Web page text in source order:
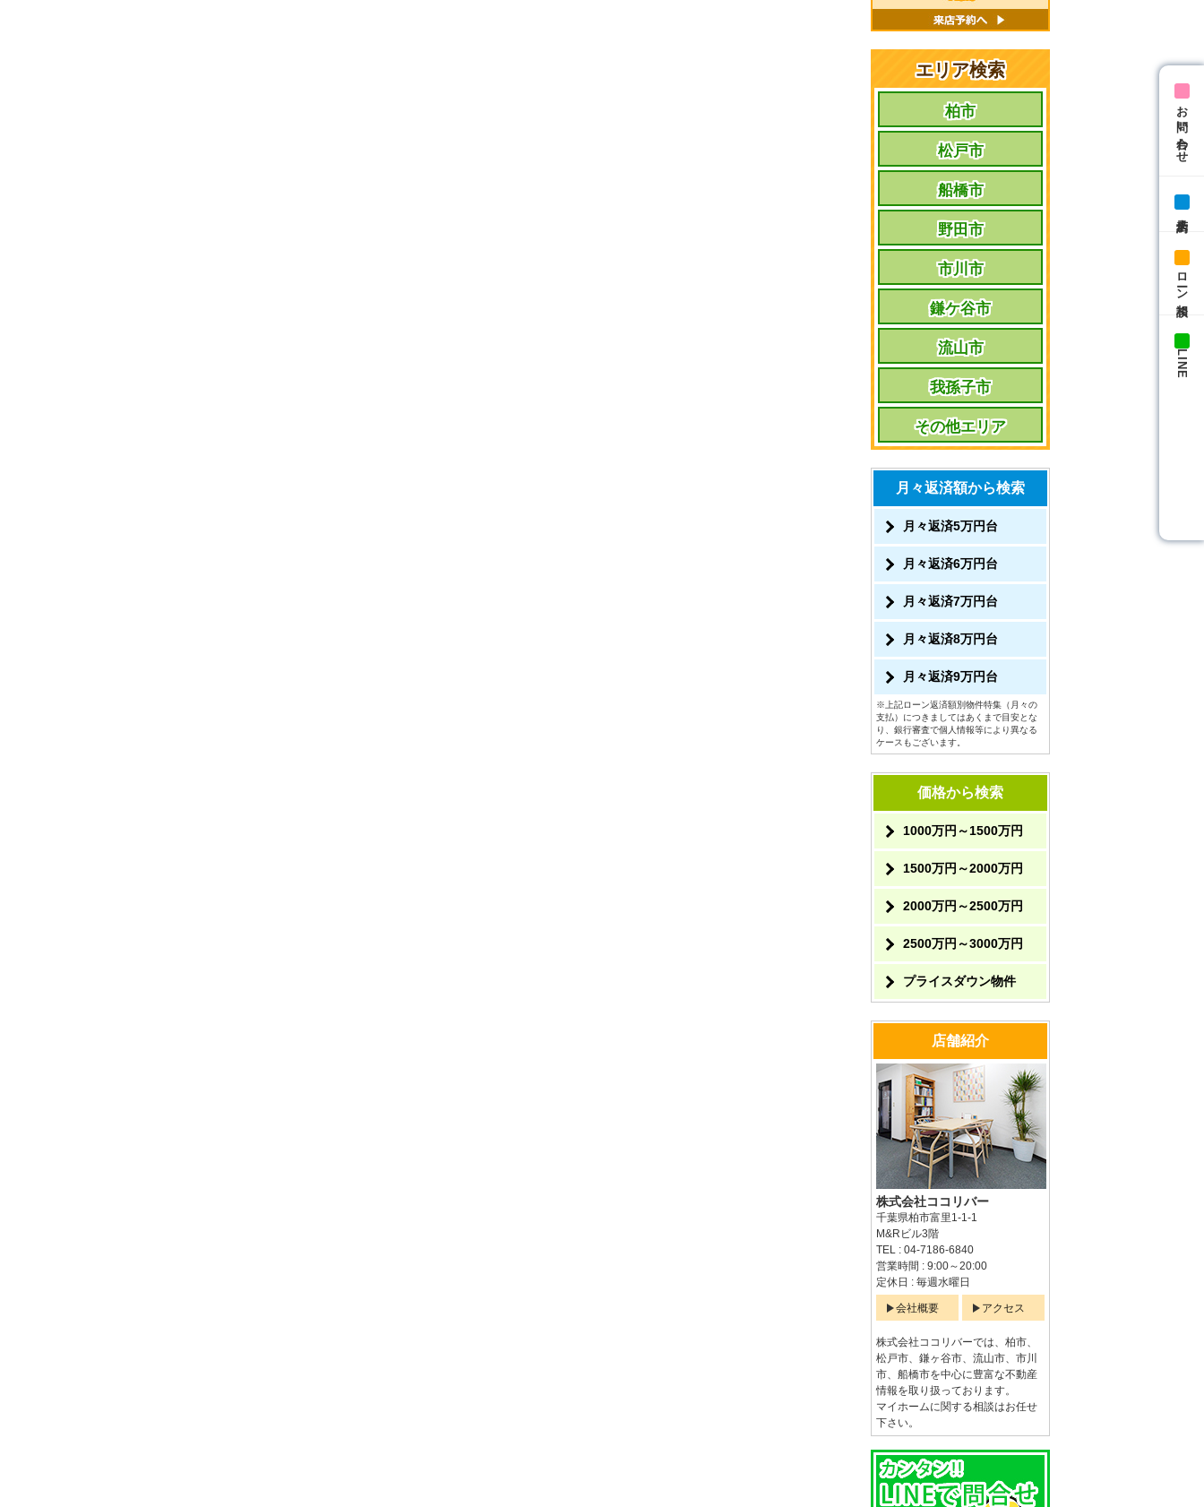
お問い合わせ
ローン相談
LINE
エリア検索
柏市
松戸市
船橋市
野田市
市川市
鎌ケ谷市
流山市
我孫子市
その他エリア
月々返済額から検索
月々返済5万円台
月々返済6万円台
月々返済7万円台
月々返済8万円台
月々返済9万円台
※上記ローン返済額別物件特集（月々の
支払）につきましてはあくまで目安とな
り、銀行審査で個人情報等により異なる
ケースもございます。
価格から検索
1000万円～1500万円
1500万円～2000万円
2000万円～2500万円
2500万円～3000万円
プライスダウン物件
店舗紹介
株式会社ココリバー
千葉県柏市富里1-1-1
M&Rビル3階
TEL : 04-7186-6840
営業時間 : 9:00～20:00
定休日 : 毎週水曜日
会社概要 アクセス
株式会社ココリバーでは、柏市、
松戸市、鎌ヶ谷市、流山市、市川
市、船橋市を中心に豊富な不動産
情報を取り扱っております。
マイホームに関する相談はお任せ
下さい。